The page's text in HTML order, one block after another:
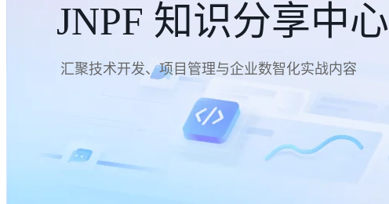
JNPF 知识分享中心
汇聚技术开发、项目管理与企业数智化实战内容